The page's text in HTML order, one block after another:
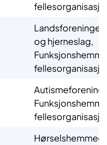
og hjerneslag,